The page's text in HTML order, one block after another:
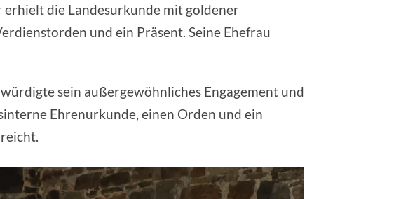
die Landesurkunde mit goldener
und ein Präsent. Seine Ehefrau
sein außergewöhnliches Engagement und
Ehrenurkunde, einen Orden und ein